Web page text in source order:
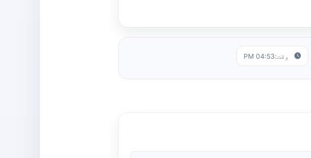
وقت:04:53 PM